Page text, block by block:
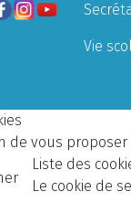
Vie
de vous
Liste des
Le cookie de